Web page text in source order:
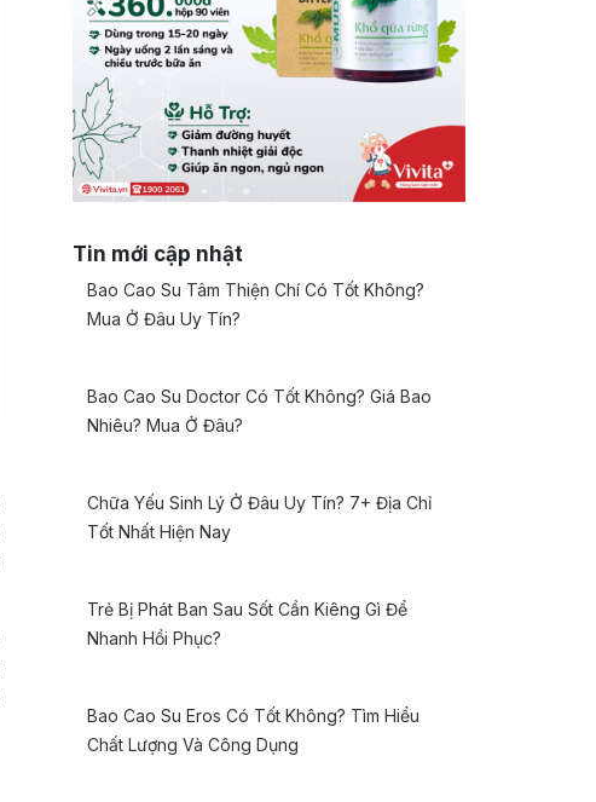
Tin mới cập nhật
Bao Cao Su Tâm Thiện Chí Có Tốt Không?
Mua Ở Đâu Uy Tín?
Bao Cao Su Doctor Có Tốt Không? Giá Bao
Nhiêu? Mua Ở Đâu?
Chữa Yếu Sinh Lý Ở Đâu Uy Tín? 7+ Địa Chỉ
Tốt Nhất Hiện Nay
Trẻ Bị Phát Ban Sau Sốt Cần Kiêng Gì Để
Nhanh Hồi Phục?
Bao Cao Su Eros Có Tốt Không? Tìm Hiểu
Chất Lượng Và Công Dụng